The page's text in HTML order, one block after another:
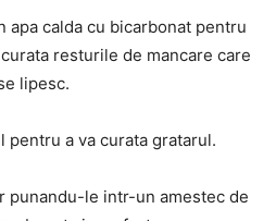
apa calda cu bicarbonat pentru
resturile de mancare care
lipesc.
pentru a va curata gratarul.
punandu-le intr-un amestec de